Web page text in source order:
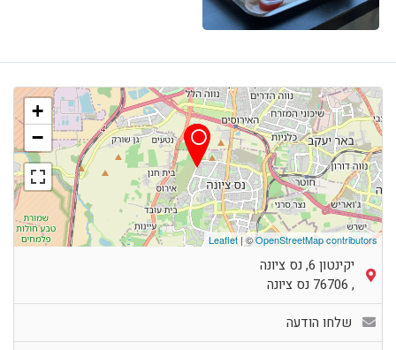
+
−
Leaflet| ©OpenStreetMap contributors
יקינטון 6, נס ציונה
,
76706 נס ציונה
שלחו הודעה